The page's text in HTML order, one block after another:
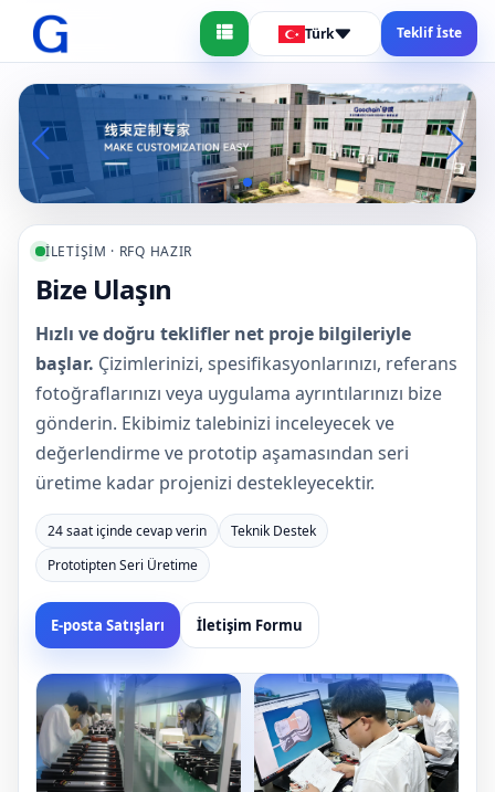
Türk Teklif İste
İLETIŞIM · RFQ HAZIR
Bize Ulaşın
Hızlı ve doğru teklifler net proje bilgileriyle
başlar. Çizimlerinizi, spesifikasyonlarınızı, referans
fotoğraflarınızı veya uygulama ayrıntılarınızı bize
gönderin. Ekibimiz talebinizi inceleyecek ve
değerlendirme ve prototip aşamasından seri
üretime kadar projenizi destekleyecektir.
24 saat içinde cevap verin
Teknik Destek
Prototipten Seri Üretime
E-posta Satışları İletişim Formu